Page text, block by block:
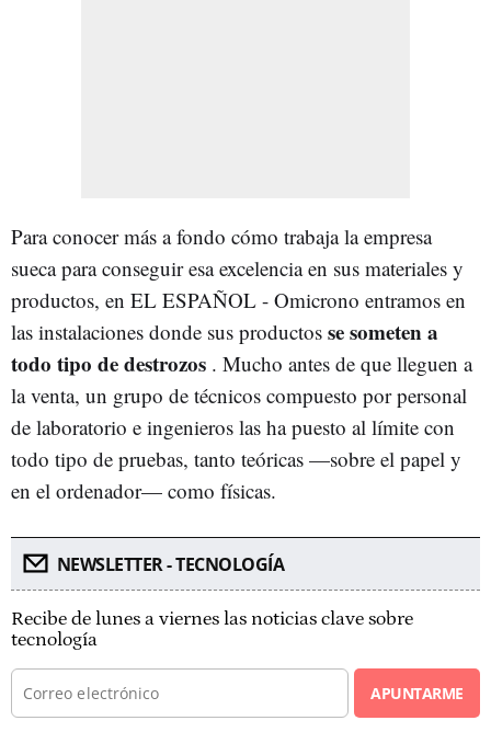
Para conocer más a fondo cómo trabaja la empresa
sueca para conseguir esa excelencia en sus materiales y
productos, en EL ESPAÑOL - Omicrono entramos en
las instalaciones donde sus productos sesometen a
todo tipo de destrozos . Mucho antes de que lleguen a
la venta, un grupo de técnicos compuesto por personal
de laboratorio e ingenieros las ha puesto al límite con
todo tipo de pruebas, tanto teóricas —sobre el papel y
en el ordenador— como físicas.
NEWSLETTER - TECNOLOGÍA
Recibe de lunes a viernes las noticias clave sobre
tecnología
APUNTARME